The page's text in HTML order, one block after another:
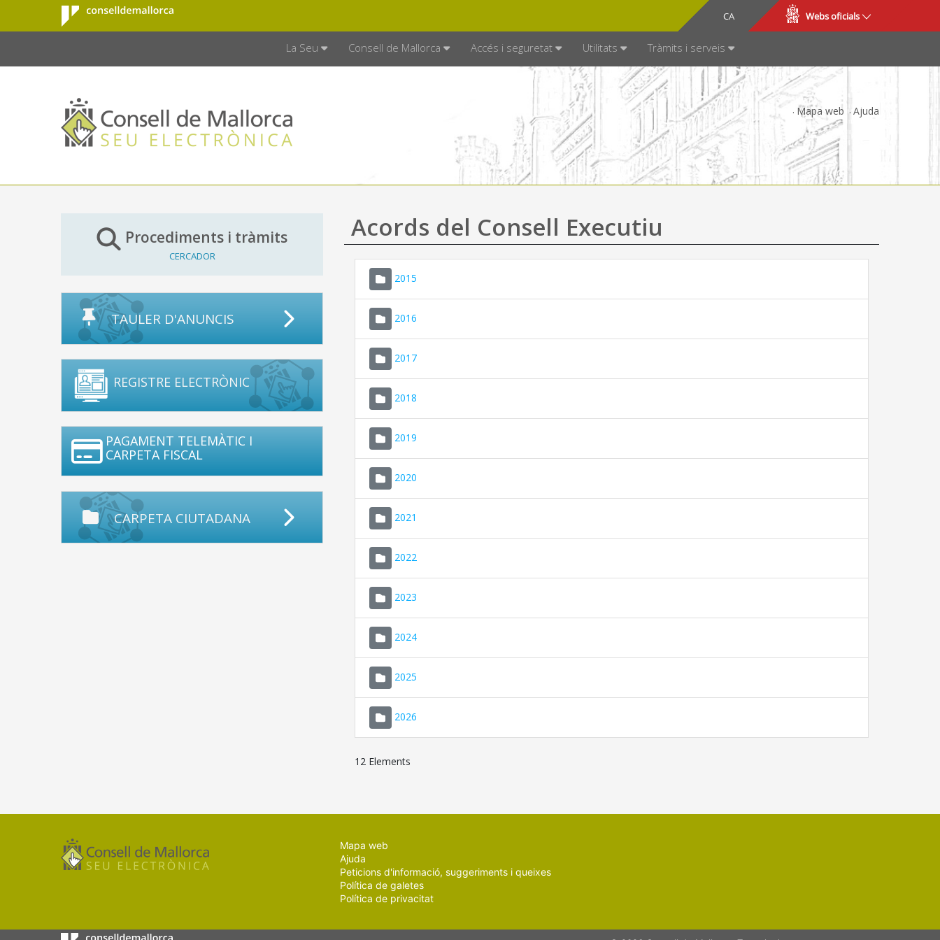
Salta al contingut principal
Consell de
Mallorca
CA
ES Webs oficials
La Seu Consell de Mallorca Accés i seguretat Utilitats Tràmits i serveis
Mapa web Ajuda
Procediments i tràmits
CERCADOR
TAULER D'ANUNCIS
REGISTRE ELECTRÒNIC
PAGAMENT TELEMÀTIC I
CARPETA FISCAL
CARPETA CIUTADANA
Acords del Consell Executiu
2015
2016
2017
2018
2019
2020
2021
2022
2023
2024
2025
2026
12 Elements
Mapa web
Ajuda
Peticions d'informació, suggeriments i queixes
Política de galetes
Política de privacitat